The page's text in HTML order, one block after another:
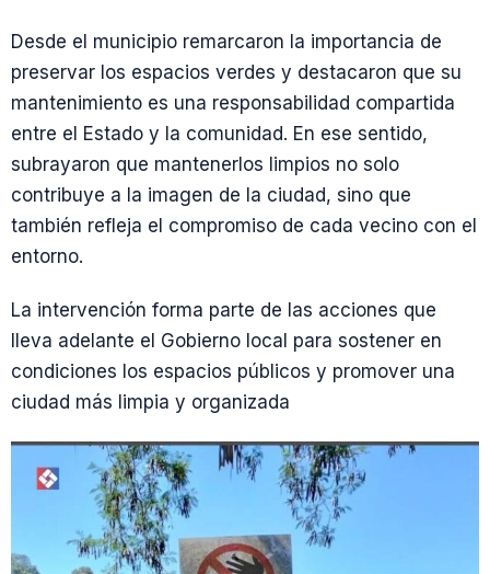
Desde el municipio remarcaron la importancia de
preservar los espacios verdes y destacaron que su
mantenimiento es una responsabilidad compartida
entre el Estado y la comunidad. En ese sentido,
subrayaron que mantenerlos limpios no solo
contribuye a la imagen de la ciudad, sino que
también refleja el compromiso de cada vecino con el
entorno.
La intervención forma parte de las acciones que
lleva adelante el Gobierno local para sostener en
condiciones los espacios públicos y promover una
ciudad más limpia y organizada